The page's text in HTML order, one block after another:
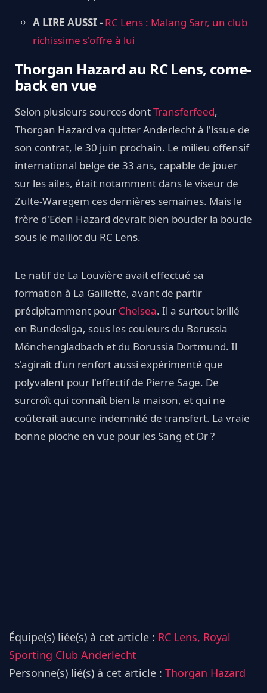
A LIRE AUSSI - RC Lens : Malang Sarr, un club
richissime s'offre à lui
Thorgan Hazard au RC Lens, come-
back en vue
Selon plusieurs sources dontTransferfeed,
Thorgan Hazard va quitter Anderlecht à l'issue de
son contrat, le 30 juin prochain. Le milieu offensif
international belge de 33 ans, capable de jouer
sur les ailes, était notamment dans le viseur de
Zulte-Waregem ces dernières semaines. Mais le
frère d'Eden Hazard devrait bien boucler la boucle
sous le maillot du RC Lens.
Le natif de La Louvière avait effectué sa
formation à La Gaillette, avant de partir
précipitamment pour Chelsea. Il a surtout brillé
en Bundesliga, sous les couleurs du Borussia
Mönchengladbach et du Borussia Dortmund. Il
s'agirait d'un renfort aussi expérimenté que
polyvalent pour l'effectif de Pierre Sage. De
surcroît qui connaît bien la maison, et qui ne
coûterait aucune indemnité de transfert. La vraie
bonne pioche en vue pour les Sang et Or ?
Équipe(s) liée(s) à cet article : RC Lens, Royal
Sporting Club Anderlecht
Personne(s) lié(s) à cet article : Thorgan Hazard